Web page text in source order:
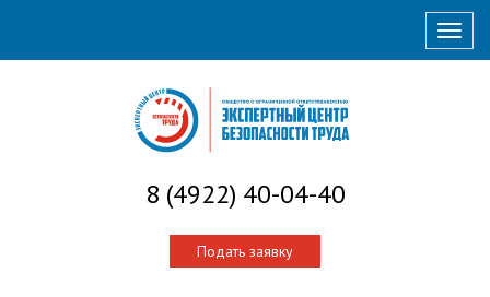
8 (4922) 40-04-40
Подать заявку